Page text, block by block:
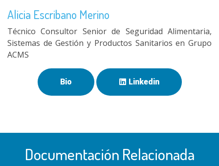
Alicia Escribano Merino
Técnico Consultor Senior de Seguridad Alimentaria,
Sistemas de Gestión y Productos Sanitarios en Grupo
ACMS
Bio Linkedin
Documentación Relacionada